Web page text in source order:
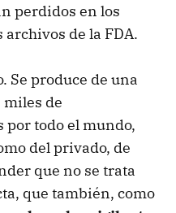
perdidos en los
archivos de la FDA.
Se produce de una
de
todo el mundo,
del privado, de
que no se trata
que también, como